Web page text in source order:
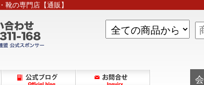
靴の専門店【通販】